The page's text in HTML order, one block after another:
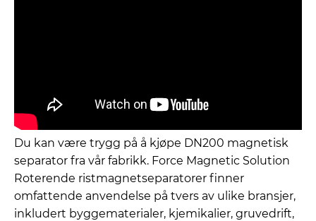
Du kan være trygg på å kjøpe DN200 magnetisk
separator fra vår fabrikk. Force Magnetic Solution
Roterende ristmagnetseparatorer finner
omfattende anvendelse på tvers av ulike bransjer,
inkludert byggematerialer, kjemikalier, gruvedrift,